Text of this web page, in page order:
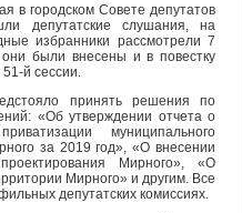
в городском Совете депутатов
депутатские слушания, на
избранники рассмотрели 7
были внесены и в повестку
й сессии.
принять решения по
«Об утверждении отчета о
муниципального
за 2019 год», «О внесении
Мирного», «О
Мирного» и другим. Все
депутатских комиссиях.